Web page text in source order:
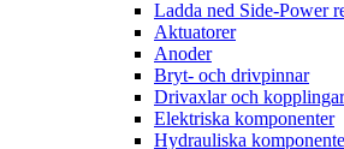
Ladda ned Side-Power
Aktuatorer
Anoder
Bryt- och drivpinnar
Drivaxlar och kopplingar
Elektriska komponenter
Hydrauliska